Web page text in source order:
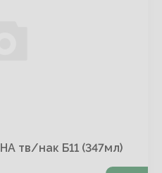
тв/нак Б11 (347мл)